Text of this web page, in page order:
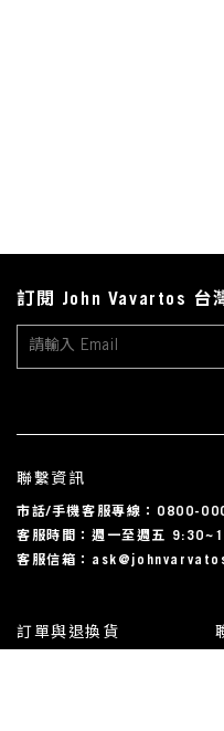
訂單與退換貨
聯繫資訊
市話/手機客服專線：0800-
客服時間：週一至週五
客服信箱：
訂閱 John Vavartos 台